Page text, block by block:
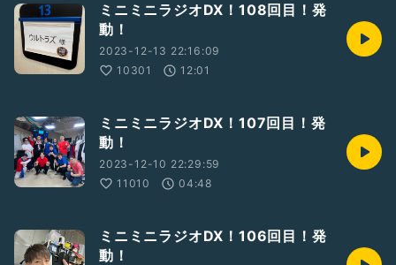
ミニミニラジオDX！108回目！発
動！
2023-12-13 22:16:09
10301
12:01
ミニミニラジオDX！107回目！発
動！
2023-12-10 22:29:59
11010
04:48
ミニミニラジオDX！106回目！発
動！